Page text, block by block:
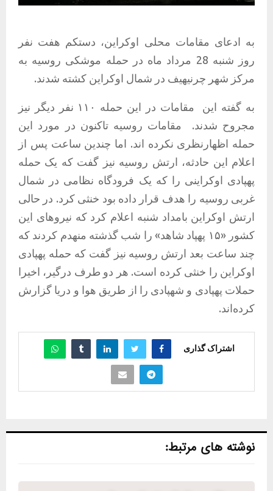
به ادعای مقامات محلی اوکراین، دستکم هفت نفر
روز شنبه 28 مرداد ماه در حمله موشکی روسیه به
مرکز شهر چرنیهیف در شمال اوکراین کشته شدند.
به گفته این
مقامات در این حمله ۱۱۰ نفر دیگر نیز
مجروح شدند.
مقامات روسیه تاکنون در مورد این
حمله اظهارنظری نکرده اند. اما چندین ساعت پس از
اعلام این حادثه، ارتش روسیه نیز گفت که یک حمله
پهپادی اوکراینی را که یک فرودگاه نظامی در شمال
غربی روسیه را هدف قرار داده بود خنثی کرد. در حالی
ارتش اوکراین بامداد شنبه اعلام کرد که نیروهای این
کشور «۱۵ پهپاد شاهد» را شب گذشته منهدم کردند که
چند ساعت بعد ارتش روسیه نیز گفت که حمله پهپادی
اوکراین را خنثی کرده است. هر دو طرف درگیر، اخیرا
حملات پهپادی و شهپادی را از طریق هوا و دریا گزارش
کرده‌اند.
اشتراک گذاری
نوشته های مرتبط: